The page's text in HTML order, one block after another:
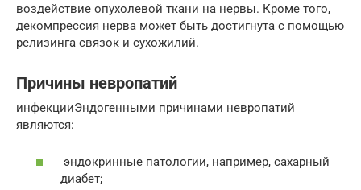
воздействие опухолевой ткани на нервы. Кроме того,
декомпрессия нерва может быть достигнута с помощью
релизинга связок и сухожилий.
Причины невропатий
инфекцииЭндогенными причинами невропатий
являются:
эндокринные патологии, например, сахарный
диабет;